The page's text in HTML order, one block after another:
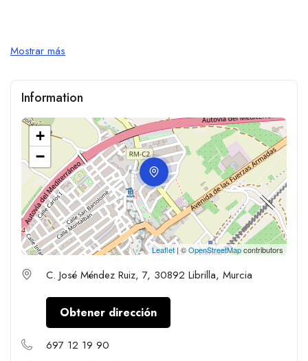
Mostrar más
Information
+
−
Leaflet | ©OpenStreetMapcontributors
C. José Méndez Ruiz, 7, 30892 Librilla, Murcia
Obtener dirección
697 12 19 90